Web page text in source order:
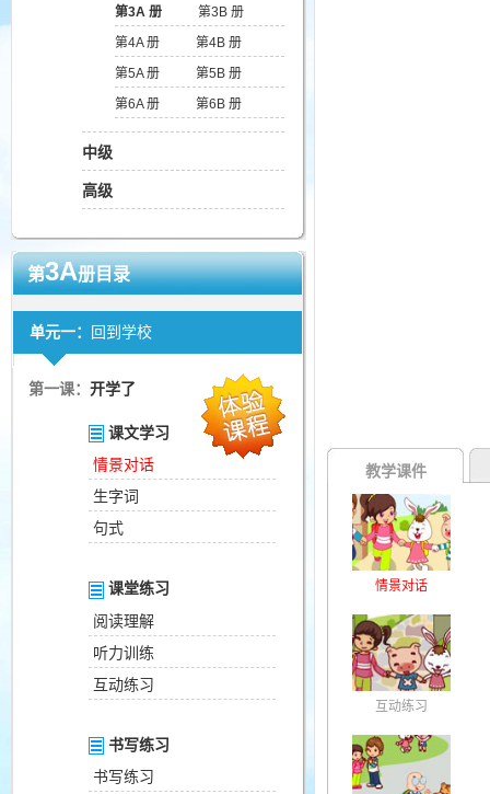
第3A 册
第3B 册
第4A 册
第4B 册
第5A 册
第5B 册
第6A 册
第6B 册
中级
高级
第3A册目录
单元一： 回到学校
第一课： 开学了
课文学习
情景对话
生字词
句式
课堂练习
阅读理解
听力训练
互动练习
书写练习
书写练习
教学课件
情景对话
互动练习